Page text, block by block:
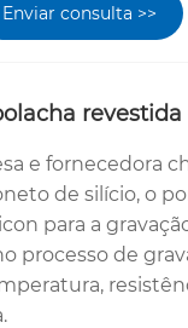
Enviar consulta >>
e fornecedora
de silício, o
para a
processo de